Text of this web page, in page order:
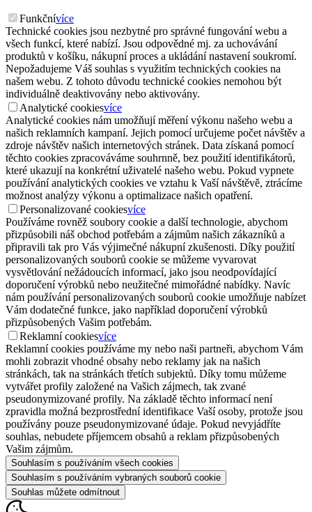
Funkčnívíce
Technické cookies jsou nezbytné pro správné fungování webu a
všech funkcí, které nabízí. Jsou odpovědné mj. za uchovávání
produktů v košíku, nákupní proces a ukládání nastavení soukromí.
Nepožadujeme Váš souhlas s využitím technických cookies na
našem webu. Z tohoto důvodu technické cookies nemohou být
individuálně deaktivovány nebo aktivovány.
Analytické cookiesvíce
Analytické cookies nám umožňují měření výkonu našeho webu a
našich reklamních kampaní. Jejich pomocí určujeme počet návštěv a
zdroje návštěv našich internetových stránek. Data získaná pomocí
těchto cookies zpracováváme souhrnně, bez použití identifikátorů,
které ukazují na konkrétní uživatelé našeho webu. Pokud vypnete
používání analytických cookies ve vztahu k Vaší návštěvě, ztrácíme
možnost analýzy výkonu a optimalizace našich opatření.
Personalizované cookiesvíce
Používáme rovněž soubory cookie a další technologie, abychom
přizpůsobili náš obchod potřebám a zájmům našich zákazníků a
připravili tak pro Vás výjimečné nákupní zkušenosti. Díky použití
personalizovaných souborů cookie se můžeme vyvarovat
vysvětlování nežádoucích informací, jako jsou neodpovídající
doporučení výrobků nebo neužitečné mimořádné nabídky. Navíc
nám používání personalizovaných souborů cookie umožňuje nabízet
Vám dodatečné funkce, jako například doporučení výrobků
přizpůsobených Vašim potřebám.
Reklamní cookiesvíce
Reklamní cookies používáme my nebo naši partneři, abychom Vám
mohli zobrazit vhodné obsahy nebo reklamy jak na našich
stránkách, tak na stránkách třetích subjektů. Díky tomu můžeme
vytvářet profily založené na Vašich zájmech, tak zvané
pseudonymizované profily. Na základě těchto informací není
zpravidla možná bezprostřední identifikace Vaší osoby, protože jsou
používány pouze pseudonymizované údaje. Pokud nevyjádříte
souhlas, nebudete příjemcem obsahů a reklam přizpůsobených
Vašim zájmům.
Souhlasím s používáním všech cookies
Souhlasím s používáním vybraných souborů cookie
Souhlas můžete odmítnout